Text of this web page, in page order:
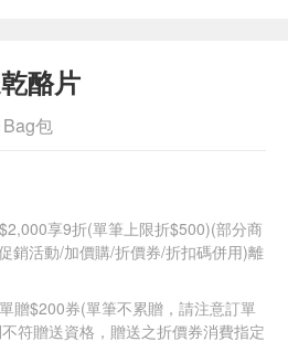
酪片
包
享9折(單筆上限折$500)(部分商
銷活動/加價購/折價券/折扣碼併用)離
贈$200券(單筆不累贈，請注意訂單
符贈送資格，贈送之折價券消費指定